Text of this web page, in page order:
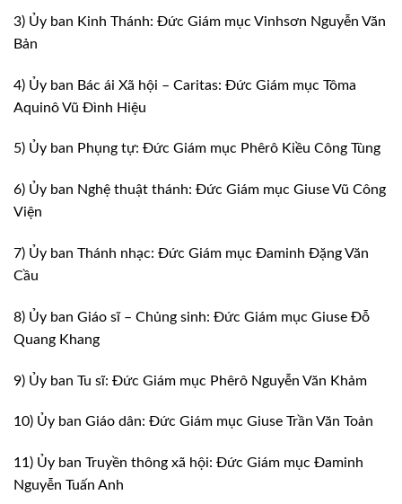
3) Ủy ban Kinh Thánh: Đức Giám mục Vinhsơn Nguyễn Văn
Bản
4) Ủy ban Bác ái Xã hội – Caritas: Đức Giám mục Tôma
Aquinô Vũ Đình Hiệu
5) Ủy ban Phụng tự: Đức Giám mục Phêrô Kiều Công Tùng
6) Ủy ban Nghệ thuật thánh: Đức Giám mục Giuse Vũ Công
Viện
7) Ủy ban Thánh nhạc: Đức Giám mục Đaminh Đặng Văn
Cầu
8) Ủy ban Giáo sĩ – Chủng sinh: Đức Giám mục Giuse Đỗ
Quang Khang
9) Ủy ban Tu sĩ: Đức Giám mục Phêrô Nguyễn Văn Khảm
10) Ủy ban Giáo dân: Đức Giám mục Giuse Trần Văn Toản
11) Ủy ban Truyền thông xã hội: Đức Giám mục Đaminh
Nguyễn Tuấn Anh